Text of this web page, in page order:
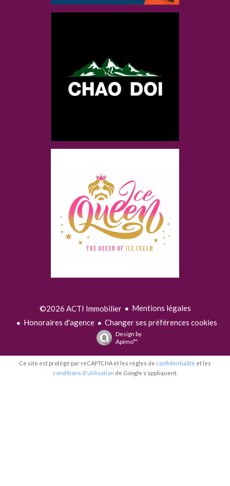
©2026 ACTI Immobilier
Mentions légales
Honoraires d'agence
Changer ses préférences cookies
Design by
Apimo™
Ce site est protégé par reCAPTCHA et les règles de confidentialité et les
conditions d'utilisation de Google s'appliquent.